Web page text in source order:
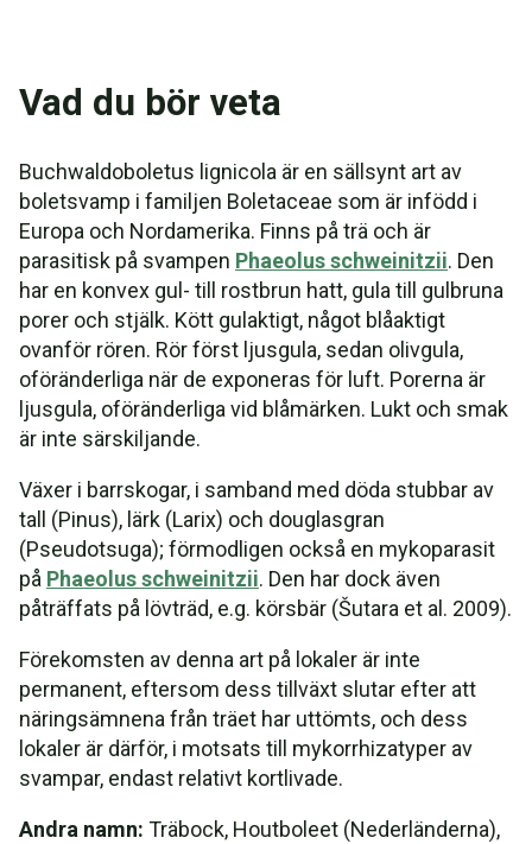
Vad du bör veta
Buchwaldoboletus lignicola är en sällsynt art av
boletsvamp i familjen Boletaceae som är infödd i
Europa och Nordamerika. Finns på trä och är
parasitisk på svampen Phaeolus schweinitzii. Den
har en konvex gul- till rostbrun hatt, gula till gulbruna
porer och stjälk. Kött gulaktigt, något blåaktigt
ovanför rören. Rör först ljusgula, sedan olivgula,
oföränderliga när de exponeras för luft. Porerna är
ljusgula, oföränderliga vid blåmärken. Lukt och smak
är inte särskiljande.
Växer i barrskogar, i samband med döda stubbar av
tall (Pinus), lärk (Larix) och douglasgran
(Pseudotsuga); förmodligen också en mykoparasit
på Phaeolus schweinitzii. Den har dock även
påträffats på lövträd, e.g. körsbär (Šutara et al. 2009).
Förekomsten av denna art på lokaler är inte
permanent, eftersom dess tillväxt slutar efter att
näringsämnena från träet har uttömts, och dess
lokaler är därför, i motsats till mykorrhizatyper av
svampar, endast relativt kortlivade.
Andra namn: Träbock, Houtboleet (Nederländerna),